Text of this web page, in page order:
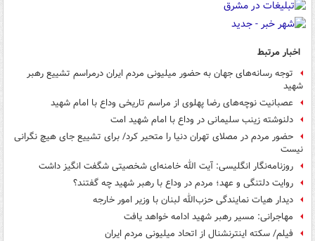
اخبار مرتبط
توجه رسانه‌های جهان به حضور میلیونی مردم ایران درمراسم تشییع رهبر
شهید
عصبانیت نوچه‌های رضا پهلوی از مراسم تاریخی وداع با امام شهید
دلنوشته زینب سلیمانی در وداع با امام شهید امت
حضور مردم در مصلای تهران دنیا را متحیر کرد/ برای تشییع جای هیچ نگرانی
نیست
روزنامه‌نگار انگلیسی: آیت الله خامنه‌ای شخصیتی شگفت انگیز داشت
روایت دلتنگی و عهد؛ مردم در وداع با رهبر شهید چه گفتند؟
دیدار هیات نمایندگی حزب‌الله لبنان با وزیر امور خارجه
مهاجرانی: مسیر رهبر شهید ادامه خواهد یافت
فیلم/ سکته اینترنشنال از اتحاد میلیونی مردم ایران